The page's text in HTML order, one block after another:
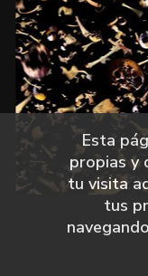
Esta
propias y
tu visita
tus